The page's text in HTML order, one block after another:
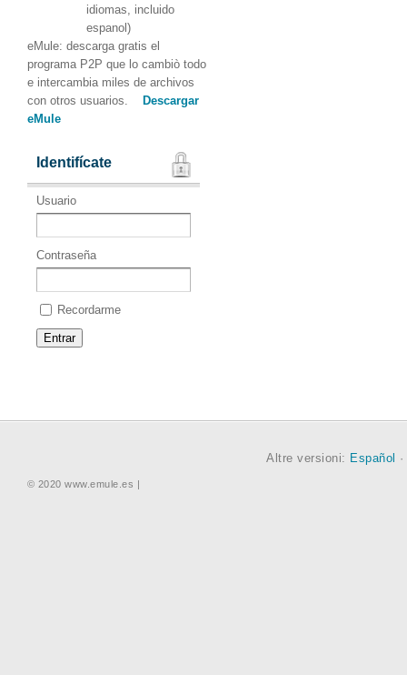
idiomas, incluido
espanol)
eMule: descarga gratis el
programa P2P que lo cambiò todo
e intercambia miles de archivos
con otros usuarios.
Descargar
eMule
Identifícate
Usuario
Contraseña
Recordarme
Altre versioni: Español
© 2020 www.emule.es |